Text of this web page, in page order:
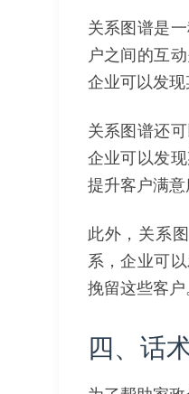
关系图谱是
户之间的互
企业可以发
关系图谱还
企业可以发
提升客户满意
此外，关系
系，企业可
挽留这些客户
四、话